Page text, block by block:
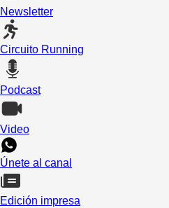
Newsletter
Circuito Running
Podcast
Video
Únete al canal
Edición impresa